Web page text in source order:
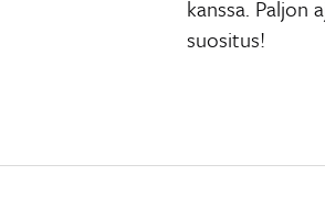
kanssa. Paljon
suositus!